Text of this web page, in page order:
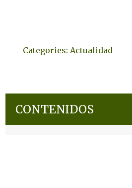
Categories:Actualidad
CONTENIDOS